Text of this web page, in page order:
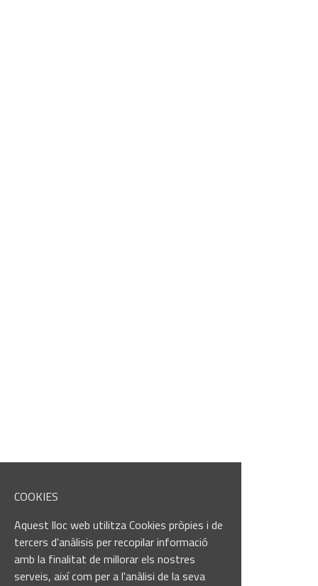
COOKIES
Aquest lloc web utilitza Cookies pròpies i de
tercers d'anàlisis per recopilar informació
amb la finalitat de millorar els nostres
serveis, així com per a l'anàlisi de la seva